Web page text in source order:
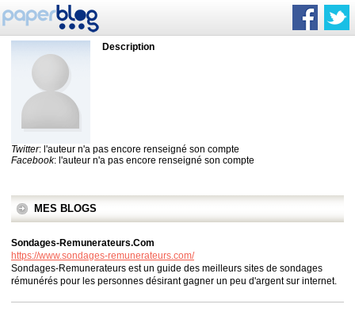
Description
Twitter: l'auteur n'a pas encore renseigné son compte
Facebook: l'auteur n'a pas encore renseigné son compte
MES BLOGS
Sondages-Remunerateurs.Com
https://www.sondages-remunerateurs.com/
Sondages-Remunerateurs est un guide des meilleurs sites de sondages
rémunérés pour les personnes désirant gagner un peu d'argent sur internet.